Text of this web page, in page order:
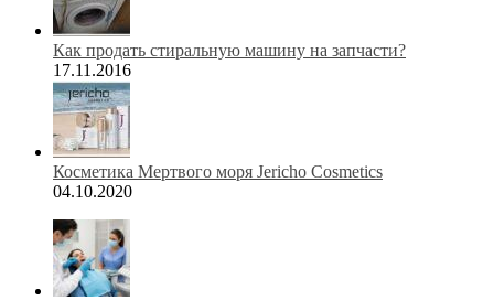
Как продать стиральную машину на запчасти?
17.11.2016
Косметика Мертвого моря Jericho Cosmetics
04.10.2020